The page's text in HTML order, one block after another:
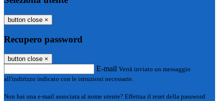
button close ×
Recupero password
button close ×
E-mail Verrà inviato un messaggio
all'indirizzo indicato con le istruzioni necessarie.
Non hai una e-mail associata al nome utente? Effettua il reset della password